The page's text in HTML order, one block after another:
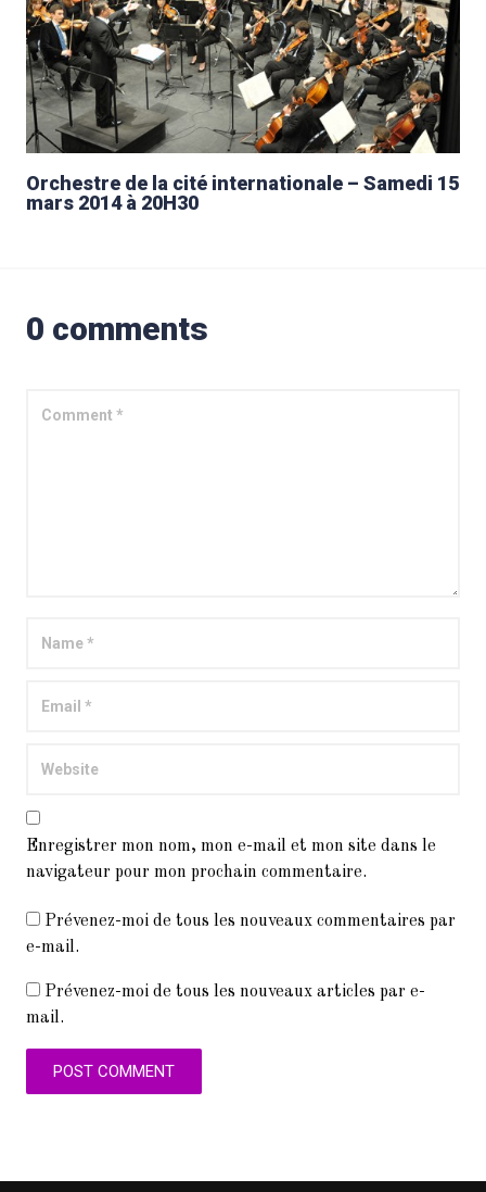
Orchestre de la cité internationale – Samedi 15
mars 2014 à 20H30
0 comments
Enregistrer mon nom, mon e-mail et mon site dans le
navigateur pour mon prochain commentaire.
Prévenez-moi de tous les nouveaux commentaires par
e-mail.
Prévenez-moi de tous les nouveaux articles par e-
mail.